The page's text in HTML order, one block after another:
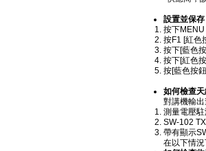
設置並保存
按下
按F1 [紅色
按下[藍色
按下[紅色
按[藍色按
如何檢查天
對講機輸
測量電壓駐
SW-102
帶有顯示
在以下情況